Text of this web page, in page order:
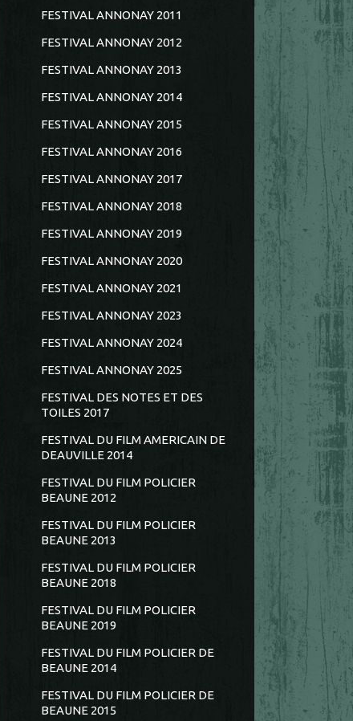
FESTIVAL ANNONAY 2011
FESTIVAL ANNONAY 2012
FESTIVAL ANNONAY 2013
FESTIVAL ANNONAY 2014
FESTIVAL ANNONAY 2015
FESTIVAL ANNONAY 2016
FESTIVAL ANNONAY 2017
FESTIVAL ANNONAY 2018
FESTIVAL ANNONAY 2019
FESTIVAL ANNONAY 2020
FESTIVAL ANNONAY 2021
FESTIVAL ANNONAY 2023
FESTIVAL ANNONAY 2024
FESTIVAL ANNONAY 2025
FESTIVAL DES NOTES ET DES
TOILES 2017
FESTIVAL DU FILM AMERICAIN DE
DEAUVILLE 2014
FESTIVAL DU FILM POLICIER
BEAUNE 2012
FESTIVAL DU FILM POLICIER
BEAUNE 2013
FESTIVAL DU FILM POLICIER
BEAUNE 2018
FESTIVAL DU FILM POLICIER
BEAUNE 2019
FESTIVAL DU FILM POLICIER DE
BEAUNE 2014
FESTIVAL DU FILM POLICIER DE
BEAUNE 2015